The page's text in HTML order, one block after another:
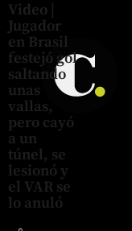
Video |
Jugador
en Brasil
festejó gol
saltando
unas
vallas,
pero cayó
a un
túnel, se
lesionó y
el VAR se
lo anuló